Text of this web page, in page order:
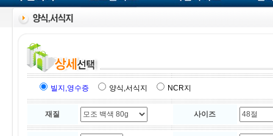
빌지,영수증 양식,서식지 NCR지
재질 사이즈